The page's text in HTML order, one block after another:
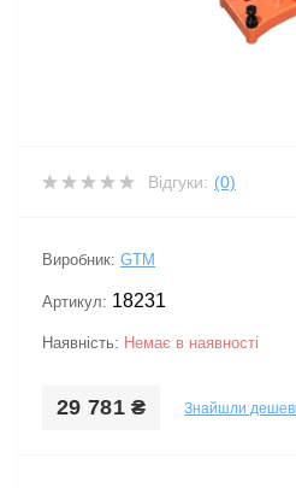
Відгуки: (0)
Виробник: GTM
Артикул: 18231
Наявність: Немає в наявності
29 781 ₴ Знайшли